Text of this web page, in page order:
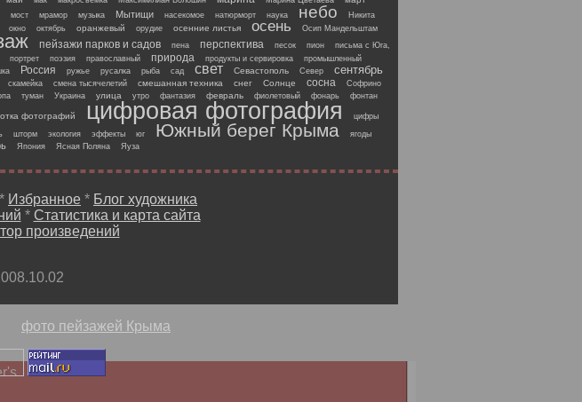
мост мрамор музыка Мытищи насекомое натюрморт наука небо
Никита
окно октябрь оранжевый орудие осенние листья осень
Осип Мандельштам
пейзажи парков и садов пена перспектива песок пион
письма с Юга,
портрет поэзия православный природа продукты и сервировка
промышленный
Россия ружье русалка рыба сад свет Севастополь Север сентябрь
скамейка смена тысячелетий смешанная техника снег Солнце сосна Софрино
туман Украина улица утро фантазия февраль фиолетовый фонарь фонтан
фотографий цифровая фотография
цифры
шторм экология эффекты юг Южный берег Крыма ягоды
Япония Ясная Поляна Яуза
* Избранное * Блог художника
* Статистика и карта сайта
произведений
фото пейзажей Крыма